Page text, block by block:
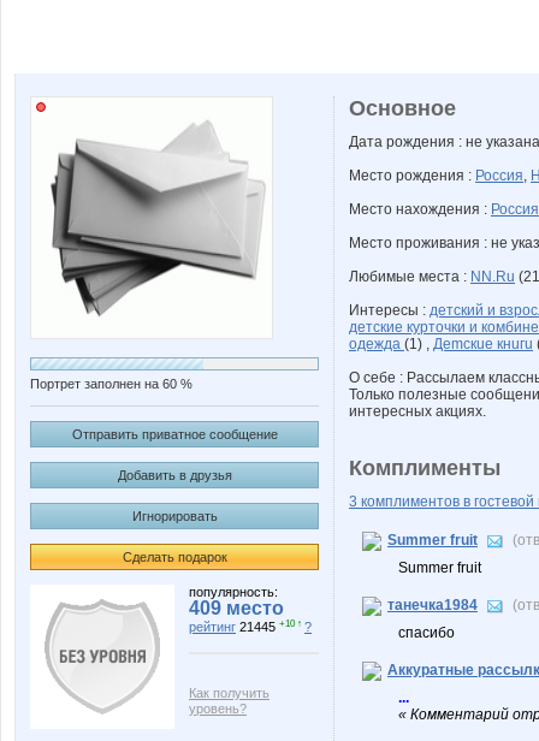
Портрет заполнен на 60 %
Отправить приватное сообщение
Добавить в друзья
Игнорировать
Сделать подарок
популярность:
409 место
рейтинг 21445 +10 ↑ ?
Как получить
уровень?
Основное
Дата рождения : не указана
Место рождения : Россия,
Место нахождения : Россия
Место проживания : не
Любимые места : NN.Ru
Интересы : детский и
детские курточки и
одежда (1) , Деmскuе кнuгu
О себе : Рассылаем
Только полезные
интересных акциях.
Комплименты
3 комплиментов в гостевой
Summer fruit
Summer fruit
танечка1984
спасибо
Аккуратные
...
« Комментарий